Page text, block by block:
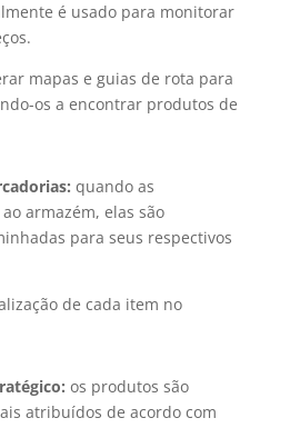
é usado para monitorar
mapas e guias de rota para
os a encontrar produtos de
quando as
armazém, elas são
para seus respectivos
de cada item no
os produtos são
atribuídos de acordo com